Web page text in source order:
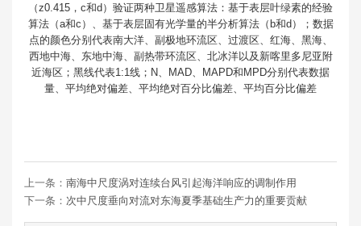
（z0.415，c和d）验证两种卫星遥感算法：基于表层叶绿素的经验
算法（a和c）、基于表层固有光学量的半分析算法（b和d）；数据
点的颜色分别代表南大洋、副极地环流区、过渡区、红海、黑海、
西地中海、东地中海、副热带环流区、北冰洋以及新喀里多尼亚附
近海区；黑线代表1:1线；N、MAD、MAPD和MPD分别代表数据
量、平均绝对偏差、平均绝对百分比偏差、平均百分比偏差
上一条： 南海中尺度涡对连续台风引起海洋响应的调制作用
下一条： 次中尺度垂向对流对东海夏季基础生产力的重要贡献